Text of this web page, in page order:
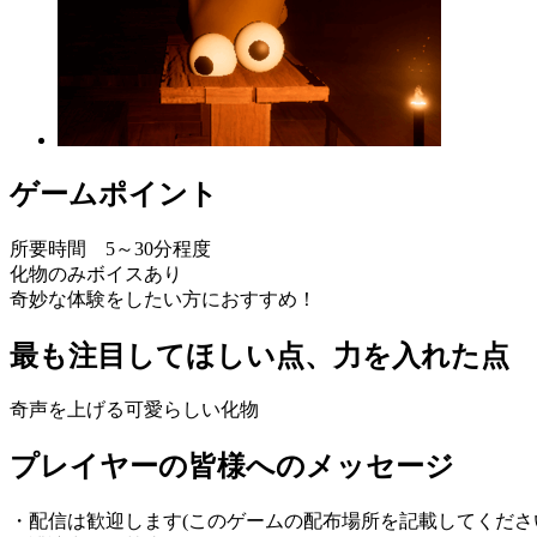
ゲームポイント
所要時間 5～30分程度
化物のみボイスあり
奇妙な体験をしたい方におすすめ！
最も注目してほしい点、力を入れた点
奇声を上げる可愛らしい化物
プレイヤーの皆様へのメッセージ
・配信は歓迎します(このゲームの配布場所を記載してくださ